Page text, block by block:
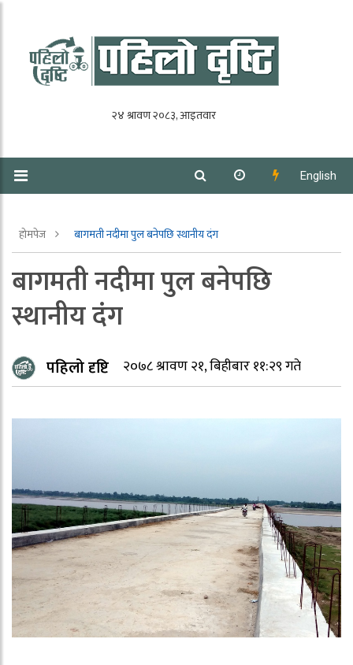
English
होमपेज बागमती नदीमा पुल बनेपछि स्थानीय दंग
बागमती नदीमा पुल बनेपछि
स्थानीय दंग
पहिलो दृष्टि २०७८ श्रावण २१, बिहीबार ११:२९ गते